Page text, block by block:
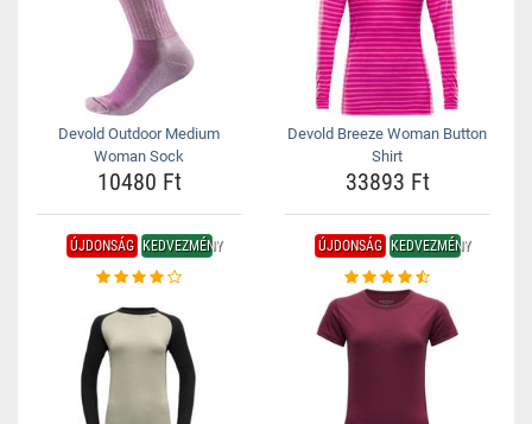
Devold Outdoor Medium
Woman Sock
10480 Ft
Devold Breeze Woman Button
Shirt
33893 Ft
ÚJDONSÁG KEDVEZMÉNY ÚJDONSÁG KEDVEZMÉNY